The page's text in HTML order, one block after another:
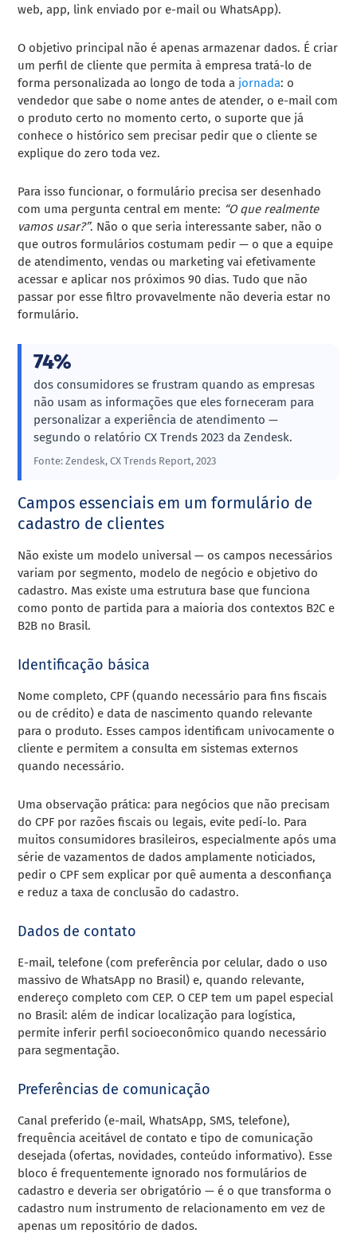
web, app, link enviado por e-mail ou WhatsApp).
O objetivo principal não é apenas armazenar dados. É criar
um perfil de cliente que permita à empresa tratá-lo de
forma personalizada ao longo de toda a jornada: o
vendedor que sabe o nome antes de atender, o e-mail com
o produto certo no momento certo, o suporte que já
conhece o histórico sem precisar pedir que o cliente se
explique do zero toda vez.
Para isso funcionar, o formulário precisa ser desenhado
com uma pergunta central em mente: “O que realmente
vamos usar?”. Não o que seria interessante saber, não o
que outros formulários costumam pedir — o que a equipe
de atendimento, vendas ou marketing vai efetivamente
acessar e aplicar nos próximos 90 dias. Tudo que não
passar por esse filtro provavelmente não deveria estar no
formulário.
74%
dos consumidores se frustram quando as empresas
não usam as informações que eles forneceram para
personalizar a experiência de atendimento —
segundo o relatório CX Trends 2023 da Zendesk.
Fonte: Zendesk, CX Trends Report, 2023
Campos essenciais em um formulário de
cadastro de clientes
Não existe um modelo universal — os campos necessários
variam por segmento, modelo de negócio e objetivo do
cadastro. Mas existe uma estrutura base que funciona
como ponto de partida para a maioria dos contextos B2C e
B2B no Brasil.
Identificação básica
Nome completo, CPF (quando necessário para fins fiscais
ou de crédito) e data de nascimento quando relevante
para o produto. Esses campos identificam univocamente o
cliente e permitem a consulta em sistemas externos
quando necessário.
Uma observação prática: para negócios que não precisam
do CPF por razões fiscais ou legais, evite pedí-lo. Para
muitos consumidores brasileiros, especialmente após uma
série de vazamentos de dados amplamente noticiados,
pedir o CPF sem explicar por quê aumenta a desconfiança
e reduz a taxa de conclusão do cadastro.
Dados de contato
E-mail, telefone (com preferência por celular, dado o uso
massivo de WhatsApp no Brasil) e, quando relevante,
endereço completo com CEP. O CEP tem um papel especial
no Brasil: além de indicar localização para logística,
permite inferir perfil socioeconômico quando necessário
para segmentação.
Preferências de comunicação
Canal preferido (e-mail, WhatsApp, SMS, telefone),
frequência aceitável de contato e tipo de comunicação
desejada (ofertas, novidades, conteúdo informativo). Esse
bloco é frequentemente ignorado nos formulários de
cadastro e deveria ser obrigatório — é o que transforma o
cadastro num instrumento de relacionamento em vez de
apenas um repositório de dados.